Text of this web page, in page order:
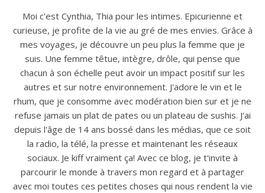
Moi c'est Cynthia, Thia pour les intimes. Epicurienne et
curieuse, je profite de la vie au gré de mes envies. Grâce à
mes voyages, je découvre un peu plus la femme que je
suis. Une femme têtue, intègre, drôle, qui pense que
chacun à son échelle peut avoir un impact positif sur les
autres et sur notre environnement. J'adore le vin et le
rhum, que je consomme avec modération bien sur et je ne
refuse jamais un plat de pates ou un plateau de sushis. J'ai
depuis l'âge de 14 ans bossé dans les médias, que ce soit
la radio, la télé, la presse et maintenant les réseaux
sociaux. Je kiff vraiment ça! Avec ce blog, je t'invite à
parcourir le monde à travers mon regard et à partager
avec moi toutes ces petites choses qui nous rendent la vie